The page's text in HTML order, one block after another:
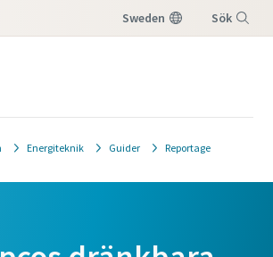
Sweden Sök
Energiteknik Guider Reportage